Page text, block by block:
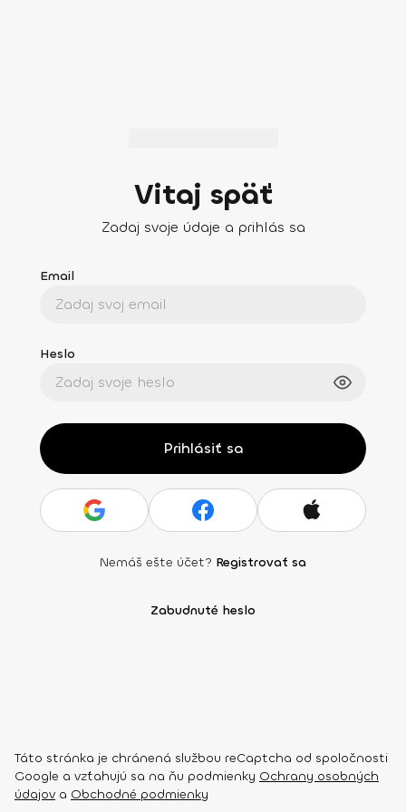
Vitaj späť
Zadaj svoje údaje a prihlás sa
Email
Heslo
Prihlásiť sa
Nemáš ešte účet? Registrovať sa
Zabudnuté heslo
Táto stránka je chránená službou reCaptcha od spoločnosti
Google a vzťahujú sa na ňu podmienky Ochrany osobných
údajov a Obchodné podmienky